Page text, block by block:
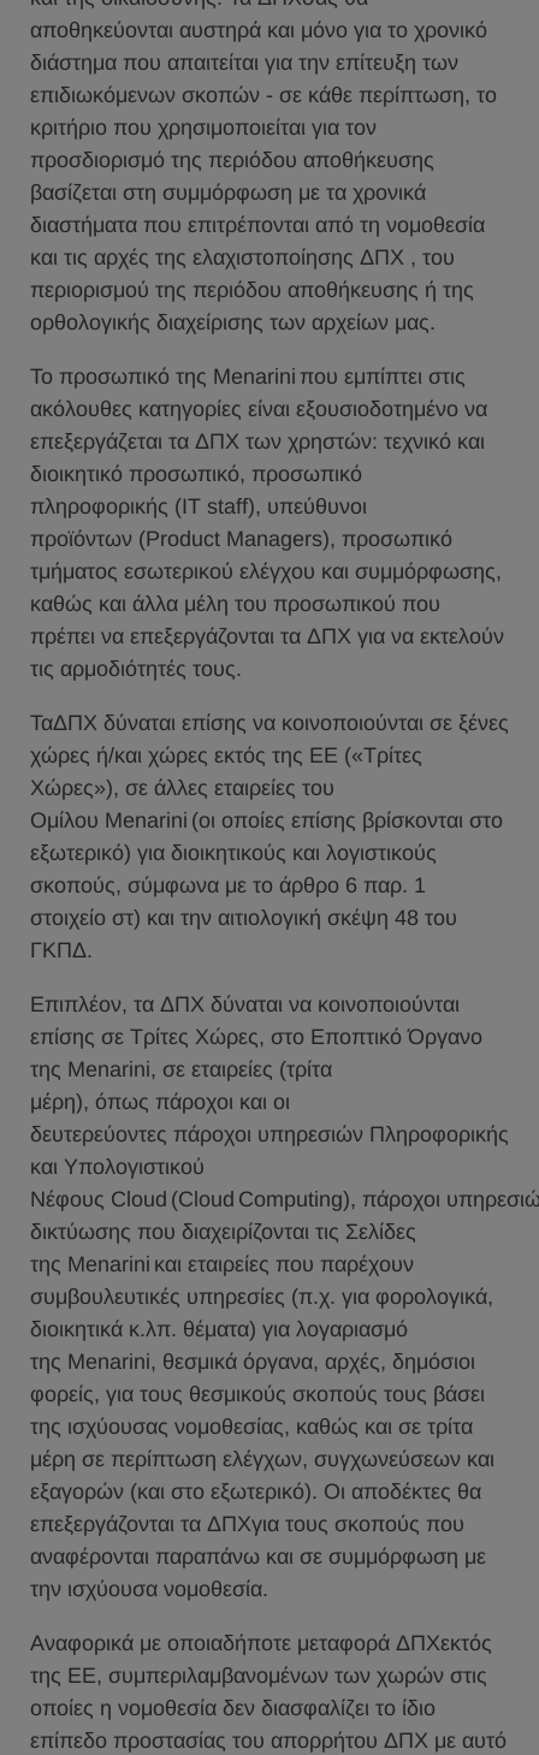
αποθηκεύονται αυστηρά και μόνο για το χρονικό
διάστημα που απαιτείται για την επίτευξη των
επιδιωκόμενων σκοπών - σε κάθε περίπτωση, το
κριτήριο που χρησιμοποιείται για τον
προσδιορισμό της περιόδου αποθήκευσης
βασίζεται στη συμμόρφωση με τα χρονικά
διαστήματα που επιτρέπονται από τη νομοθεσία
και τις αρχές της ελαχιστοποίησης ΔΠΧ , του
περιορισμού της περιόδου αποθήκευσης ή της
ορθολογικής διαχείρισης των αρχείων μας.
Το προσωπικό της Menarini που εμπίπτει στις
ακόλουθες κατηγορίες είναι εξουσιοδοτημένο να
επεξεργάζεται τα ΔΠΧ των χρηστών: τεχνικό και
διοικητικό προσωπικό, προσωπικό
πληροφορικής (IT staff), υπεύθυνοι
προϊόντων (Product Managers), προσωπικό
τμήματος εσωτερικού ελέγχου και συμμόρφωσης,
καθώς και άλλα μέλη του προσωπικού που
πρέπει να επεξεργάζονται τα ΔΠΧ για να εκτελούν
τις αρμοδιότητές τους.
ΤαΔΠΧ δύναται επίσης να κοινοποιούνται σε ξένες
χώρες ή/και χώρες εκτός της ΕΕ («Τρίτες
Χώρες»), σε άλλες εταιρείες του
Ομίλου Menarini (οι οποίες επίσης βρίσκονται στο
εξωτερικό) για διοικητικούς και λογιστικούς
σκοπούς, σύμφωνα με το άρθρο 6 παρ. 1
στοιχείο στ) και την αιτιολογική σκέψη 48 του
ΓΚΠΔ.
Επιπλέον, τα ΔΠΧ δύναται να κοινοποιούνται
επίσης σε Τρίτες Χώρες, στο Εποπτικό Όργανο
της Menarini, σε εταιρείες (τρίτα
μέρη), όπως πάροχοι και οι
δευτερεύοντες πάροχοι υπηρεσιών Πληροφορικής
και Υπολογιστικού
Νέφους Cloud (Cloud Computing), πάροχοι
δικτύωσης που διαχειρίζονται τις Σελίδες
της Menarini και εταιρείες που παρέχουν
συμβουλευτικές υπηρεσίες (π.χ. για φορολογικά,
διοικητικά κ.λπ. θέματα) για λογαριασμό
της Menarini, θεσμικά όργανα, αρχές, δημόσιοι
φορείς, για τους θεσμικούς σκοπούς τους βάσει
της ισχύουσας νομοθεσίας, καθώς και σε τρίτα
μέρη σε περίπτωση ελέγχων, συγχωνεύσεων και
εξαγορών (και στο εξωτερικό). Οι αποδέκτες θα
επεξεργάζονται τα ΔΠΧγια τους σκοπούς που
αναφέρονται παραπάνω και σε συμμόρφωση με
την ισχύουσα νομοθεσία.
Αναφορικά με οποιαδήποτε μεταφορά ΔΠΧεκτός
της ΕΕ, συμπεριλαμβανομένων των χωρών στις
οποίες η νομοθεσία δεν διασφαλίζει το ίδιο
επίπεδο προστασίας του απορρήτου ΔΠΧ με αυτό